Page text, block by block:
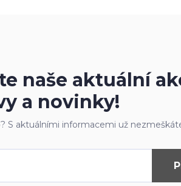
naše aktuální
a novinky!
S aktuálními informacemi už